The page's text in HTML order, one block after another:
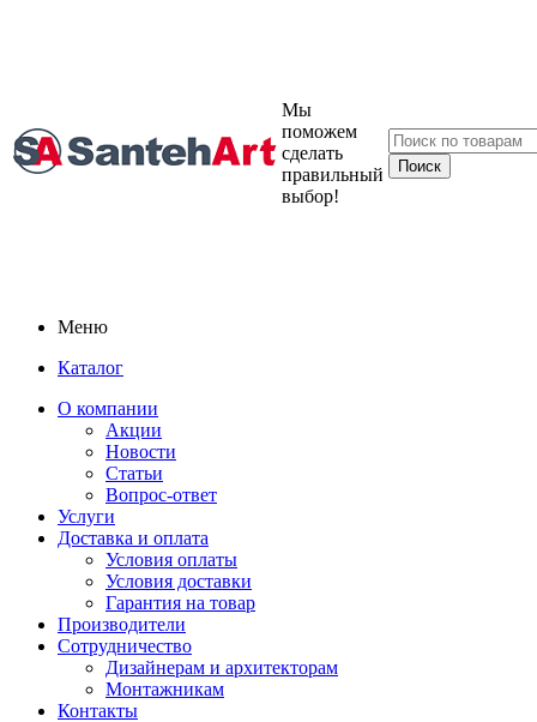
Мы
поможем
сделать
правильный
выбор!
Меню
Каталог
О компании
Акции
Новости
Статьи
Вопрос-ответ
Услуги
Доставка и оплата
Условия оплаты
Условия доставки
Гарантия на товар
Производители
Сотрудничество
Дизайнерам и архитекторам
Монтажникам
Контакты